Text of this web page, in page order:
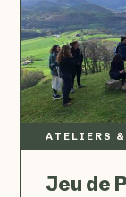
ATELIERS &
Jeu de